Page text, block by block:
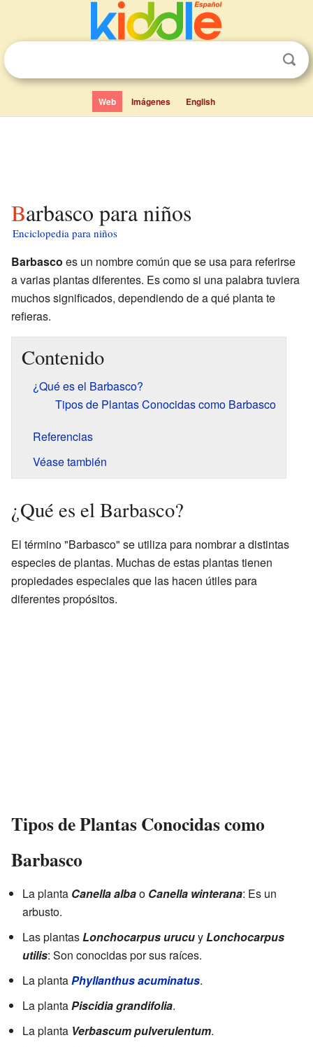
Web Imágenes English
Barbasco para niños
Enciclopedia para niños
Barbasco es un nombre común que se usa para referirse
a varias plantas diferentes. Es como si una palabra tuviera
muchos significados, dependiendo de a qué planta te
refieras.
Contenido
¿Qué es el Barbasco?
Tipos de Plantas Conocidas como Barbasco
Referencias
Véase también
¿Qué es el Barbasco?
El término "Barbasco" se utiliza para nombrar a distintas
especies de plantas. Muchas de estas plantas tienen
propiedades especiales que las hacen útiles para
diferentes propósitos.
Tipos de Plantas Conocidas como
Barbasco
La planta Canella albao Canella winterana: Es un
arbusto.
Las plantasLonchocarpus urucuyLonchocarpus
utilis: Son conocidas por sus raíces.
La plantaPhyllanthus acuminatus.
La plantaPiscidia grandifolia.
La planta Verbascum pulverulentum.